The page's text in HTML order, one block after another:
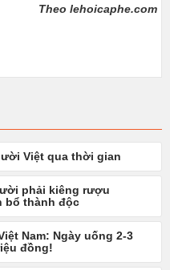
Theo lehoicaphe.com
Việt qua thời gian
phải kiêng rượu
bổ thành độc
Nam: Ngày uống 2-3
đồng!